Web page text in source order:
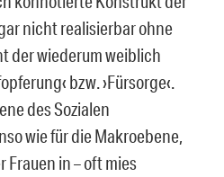
nicht realisierbar ohne
der wiederum weiblich
bzw. ›Fürsorge‹.
des Sozialen
wie für die Makroebene,
Frauen in – oft mies